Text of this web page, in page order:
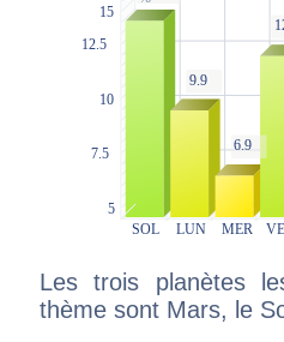
Les trois planètes
thème sont Mars, le